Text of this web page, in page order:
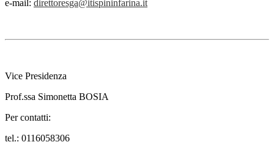
e-mail: direttoresga@itispininfarina.it
Vice Presidenza
Prof.ssa Simonetta BOSIA
Per contatti:
tel.: 0116058306